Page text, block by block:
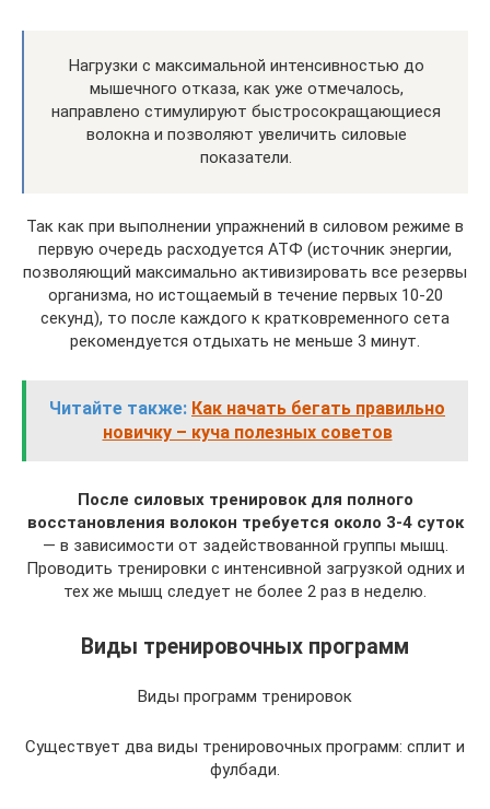
Нагрузки с максимальной интенсивностью до
мышечного отказа, как уже отмечалось,
направлено стимулируют быстросокращающиеся
волокна и позволяют увеличить силовые
показатели.
Так как при выполнении упражнений в силовом режиме в
первую очередь расходуется АТФ (источник энергии,
позволяющий максимально активизировать все резервы
организма, но истощаемый в течение первых 10-20
секунд), то после каждого к кратковременного сета
рекомендуется отдыхать не меньше 3 минут.
Читайте также: Как начать бегать правильно
новичку – куча полезных советов
После силовых тренировок для полного
восстановления волокон требуется около 3-4 суток
— в зависимости от задействованной группы мышц.
Проводить тренировки с интенсивной загрузкой одних и
тех же мышц следует не более 2 раз в неделю.
Виды тренировочных программ
Виды программ тренировок
Существует два виды тренировочных программ: сплит и
фулбади.